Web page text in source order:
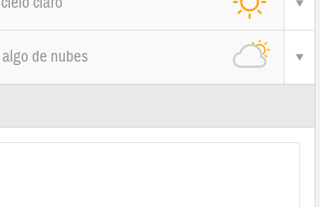
algo de nubes